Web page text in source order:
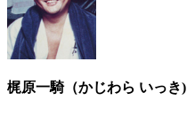
梶原一騎（かじわら いっき)